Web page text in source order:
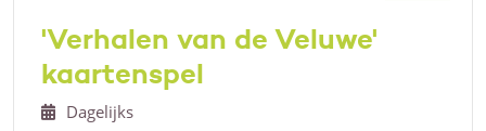
'Verhalen van de Veluwe'
kaartenspel
Dagelijks